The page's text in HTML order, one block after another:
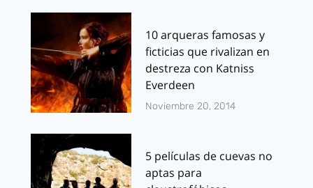
10 arqueras famosas y
ficticias que rivalizan en
destreza con Katniss
Everdeen
Noviembre 20, 2014
5 películas de cuevas no
aptas para